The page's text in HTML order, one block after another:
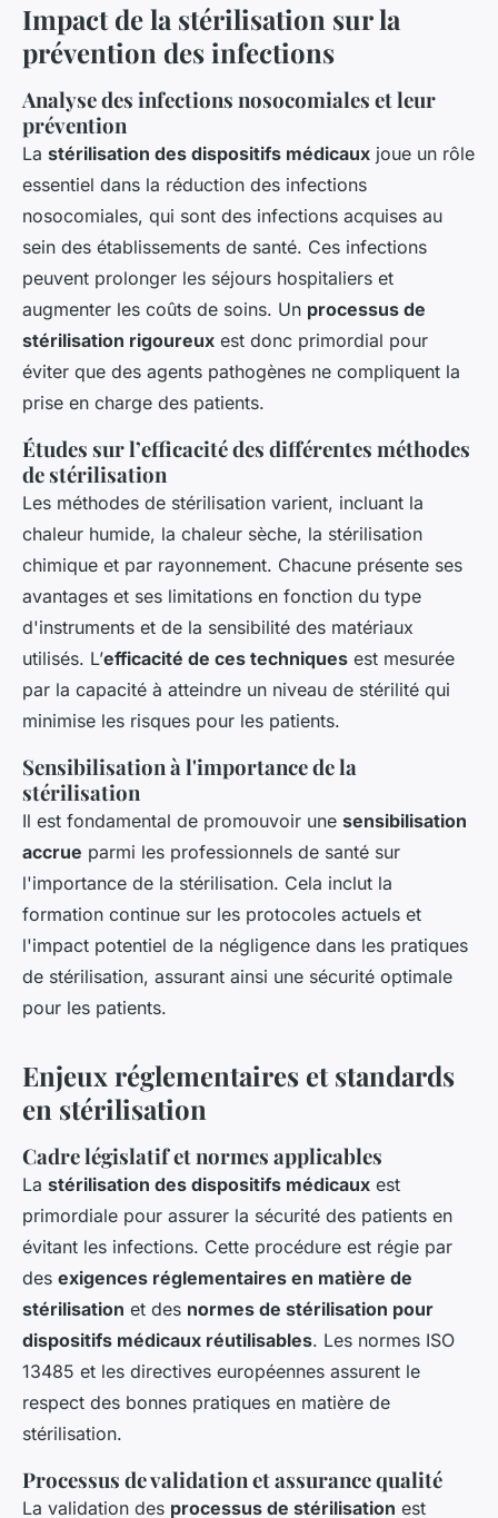
Impact de la stérilisation sur la
prévention des infections
Analyse des infections nosocomiales et leur
prévention
La stérilisation des dispositifs médicaux joue un rôle
essentiel dans la réduction des infections
nosocomiales, qui sont des infections acquises au
sein des établissements de santé. Ces infections
peuvent prolonger les séjours hospitaliers et
augmenter les coûts de soins. Un processus de
stérilisation rigoureux est donc primordial pour
éviter que des agents pathogènes ne compliquent la
prise en charge des patients.
Études sur l’efficacité des différentes méthodes
de stérilisation
Les méthodes de stérilisation varient, incluant la
chaleur humide, la chaleur sèche, la stérilisation
chimique et par rayonnement. Chacune présente ses
avantages et ses limitations en fonction du type
d'instruments et de la sensibilité des matériaux
utilisés. L’efficacité de ces techniques est mesurée
par la capacité à atteindre un niveau de stérilité qui
minimise les risques pour les patients.
Sensibilisation à l'importance de la
stérilisation
Il est fondamental de promouvoir une sensibilisation
accrue parmi les professionnels de santé sur
l'importance de la stérilisation. Cela inclut la
formation continue sur les protocoles actuels et
l'impact potentiel de la négligence dans les pratiques
de stérilisation, assurant ainsi une sécurité optimale
pour les patients.
Enjeux réglementaires et standards
en stérilisation
Cadre législatif et normes applicables
La stérilisation des dispositifs médicaux est
primordiale pour assurer la sécurité des patients en
évitant les infections. Cette procédure est régie par
des exigences réglementaires en matière de
stérilisation et des normes de stérilisation pour
dispositifs médicaux réutilisables. Les normes ISO
13485 et les directives européennes assurent le
respect des bonnes pratiques en matière de
stérilisation.
Processus de validation et assurance qualité
La validation des processus de stérilisation est